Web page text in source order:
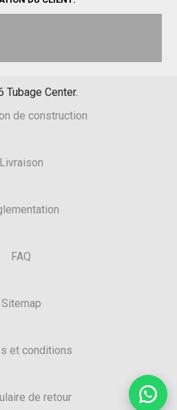
Tubage Center.
de construction
Livraison
FAQ
Sitemap
et conditions
de retour